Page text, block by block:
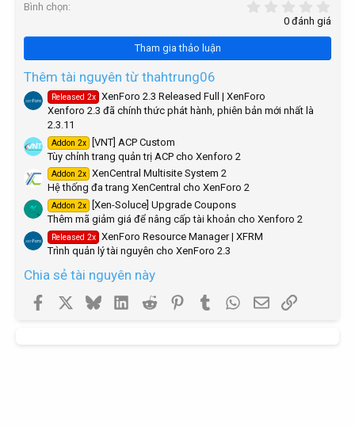
Bình chọn
0
t
0 đánh giá
Tham gia thảo luận
Thêm tài nguyên từ thahtrung06
Released 2x XenForo 2.3 Released Full | XenForo
Xenforo 2.3 đã chính thức phát hành, phiên bản mới nhất là
2.3.11
Addon 2x
[VNT] ACP Custom
Tùy chỉnh trang quản trị ACP cho Xenforo 2
Addon 2x XenCentral Multisite System 2
Hệ thống đa trang XenCentral cho XenForo 2
Addon 2x
[Xen-Soluce] Upgrade Coupons
Thêm mã giảm giá để nâng cấp tài khoản cho Xenforo 2
Released 2x XenForo Resource Manager | XFRM
Trình quản lý tài nguyên cho XenForo 2.3
Chia sẻ tài nguyên này
Facebook BlueskyLinkedInReddit PinterestTumblr WhatsApp
EmailLink